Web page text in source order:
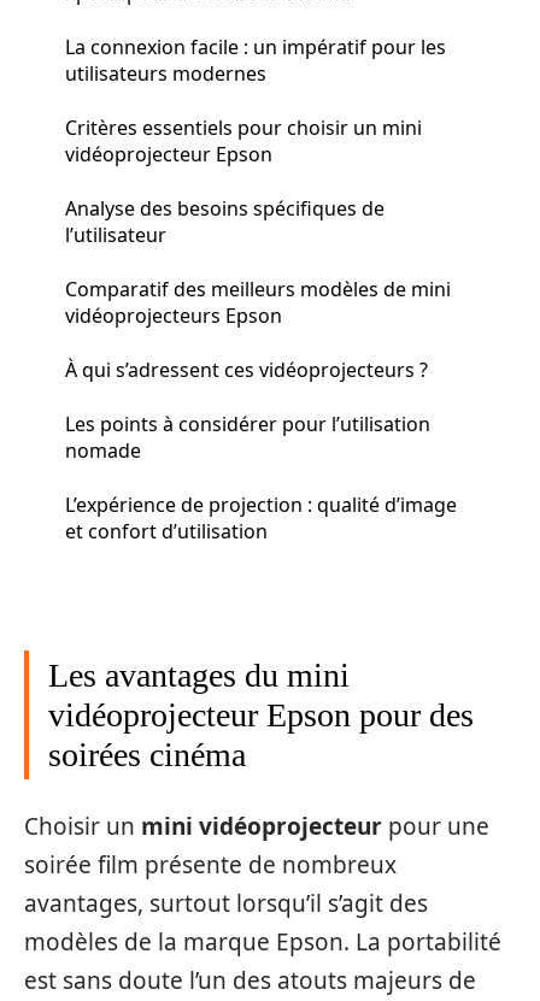
La connexion facile : un impératif pour les
utilisateurs modernes
Critères essentiels pour choisir un mini
vidéoprojecteur Epson
Analyse des besoins spécifiques de
l’utilisateur
Comparatif des meilleurs modèles de mini
vidéoprojecteurs Epson
À qui s’adressent ces vidéoprojecteurs ?
Les points à considérer pour l’utilisation
nomade
L’expérience de projection : qualité d’image
et confort d’utilisation
Les avantages du mini
vidéoprojecteur Epson pour des
soirées cinéma
Choisir un mini vidéoprojecteur pour une
soirée film présente de nombreux
avantages, surtout lorsqu’il s’agit des
modèles de la marque Epson. La portabilité
est sans doute l’un des atouts majeurs de